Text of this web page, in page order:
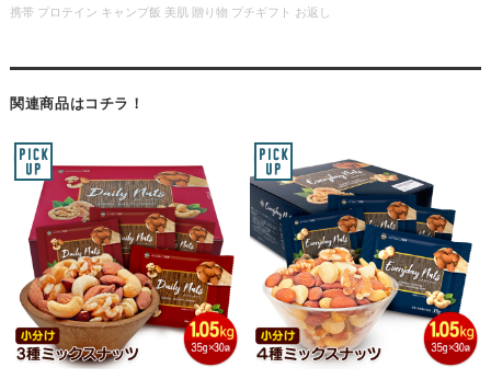
携帯 プロテイン キャンプ飯 美肌 贈り物 プチギフト お返し
関連商品はコチラ！